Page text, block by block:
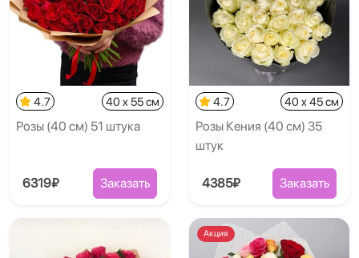
4.7 40 x 55 см
Розы (40 см) 51 штука
6319₽ Заказать
4.7 40 x 45 см
Розы Кения (40 см) 35
штук
4385₽ Заказать
Акция